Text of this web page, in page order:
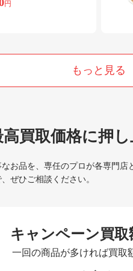
円
もっと見る
高買取価格に押し
お品を、専任のプロが各専門
ぜひご相談ください。
キャンペーン買取
一回の商品が多ければ買取